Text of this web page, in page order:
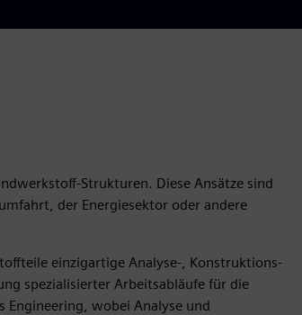
Strukturen. Diese Ansätze sind
der Energiesektor oder andere
einzigartige Analyse-, Konstruktions-
spezialisierter Arbeitsabläufe für die
wobei Analyse und